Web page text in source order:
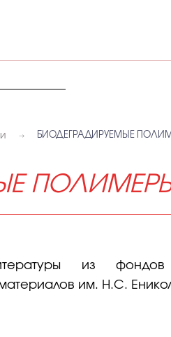
БИОДЕГРАДИРУЕМЫЕ
литературы из
материалов им. Н.С.